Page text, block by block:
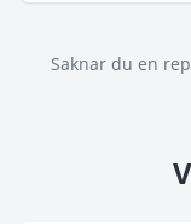
Saknar du en